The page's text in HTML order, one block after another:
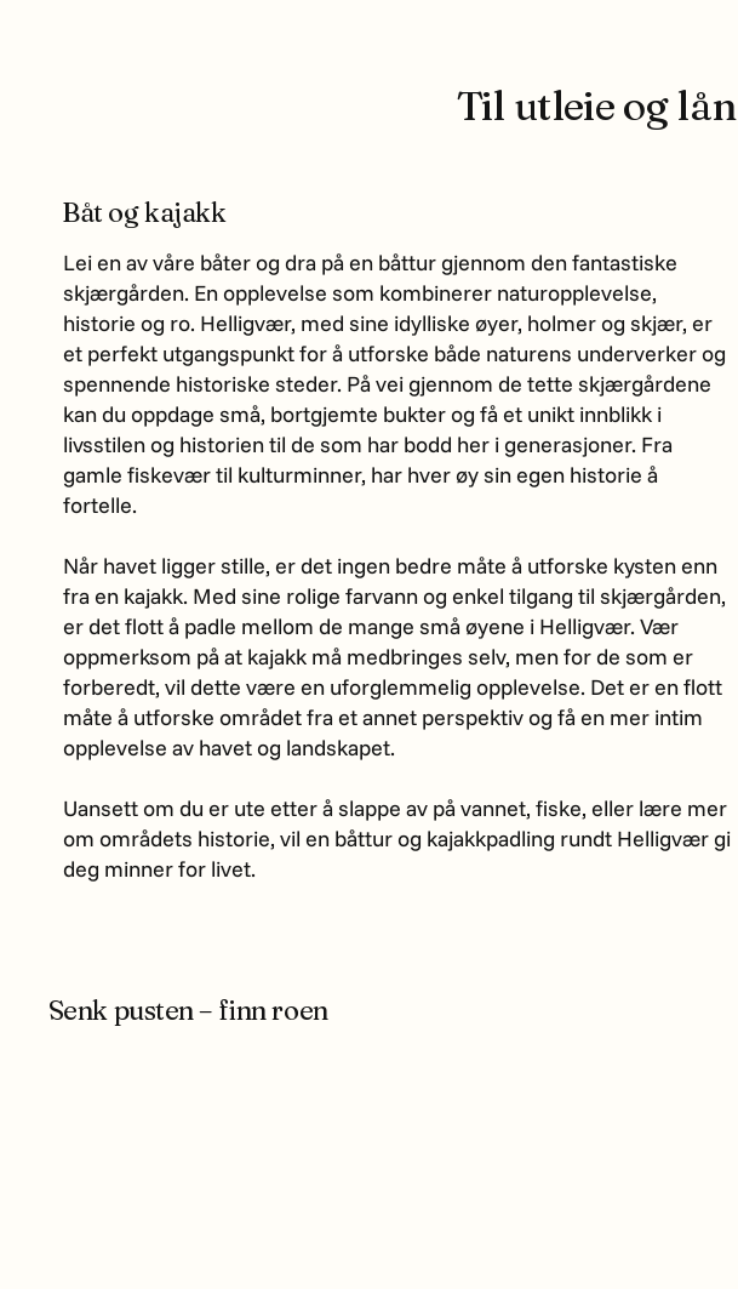
Senk pusten – finn roen
Til utleie og lån
Båt og kajakk
Lei en av våre båter og dra på en båttur gjennom den fantastiske
skjærgården. En opplevelse som kombinerer naturopplevelse,
historie og ro. Helligvær, med sine idylliske øyer, holmer og skjær, er
et perfekt utgangspunkt for å utforske både naturens underverker og
spennende historiske steder. På vei gjennom de tette skjærgårdene
kan du oppdage små, bortgjemte bukter og få et unikt innblikk i
livsstilen og historien til de som har bodd her i generasjoner. Fra
gamle fiskevær til kulturminner, har hver øy sin egen historie å
fortelle.
Når havet ligger stille, er det ingen bedre måte å utforske kysten enn
fra en kajakk. Med sine rolige farvann og enkel tilgang til skjærgården,
er det flott å padle mellom de mange små øyene i Helligvær. Vær
oppmerksom på at kajakk må medbringes selv, men for de som er
forberedt, vil dette være en uforglemmelig opplevelse. Det er en flott
måte å utforske området fra et annet perspektiv og få en mer intim
opplevelse av havet og landskapet.
Uansett om du er ute etter å slappe av på vannet, fiske, eller lære mer
om områdets historie, vil en båttur og kajakkpadling rundt Helligvær gi
deg minner for livet.